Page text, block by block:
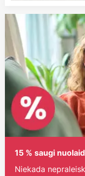
15 % saugi
Niekada